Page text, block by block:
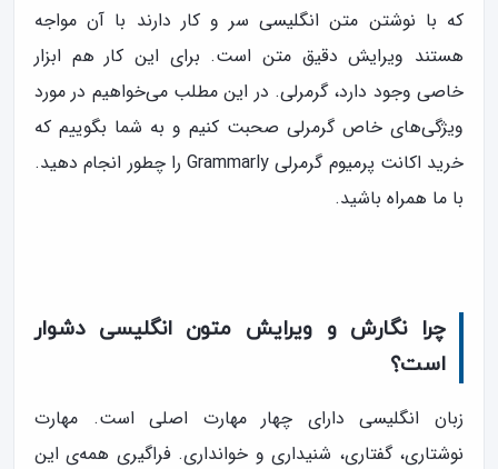
که با نوشتن متن انگلیسی سر و کار دارند با آن مواجه
هستند ویرایش دقیق متن است. برای این کار هم ابزار
خاصی وجود دارد، گرمرلی. در این مطلب می‌خواهیم در مورد
ویژگی‌های خاص گرمرلی صحبت کنیم و به شما بگوییم که
خرید اکانت پرمیوم گرمرلی Grammarly را چطور انجام دهید.
با ما همراه باشید.
چرا نگارش و ویرایش متون انگلیسی دشوار
است؟
زبان انگلیسی دارای چهار مهارت اصلی است. مهارت
نوشتاری، گفتاری، شنیداری و خوانداری. فراگیری همه‌ی این